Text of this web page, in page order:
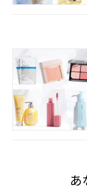
あ